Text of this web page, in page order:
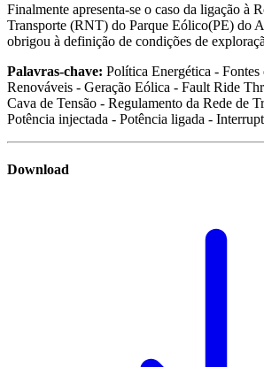
Finalmente apresenta-se o caso da ligação à
Transporte (RNT) do Parque Eólico(PE) do
obrigou à definição de condições de
Palavras-chave: Política Energética - Fontes
Renováveis - Geração Eólica - Fault Ride
Cava de Tensão - Regulamento da Rede de
Potência injectada - Potência ligada -
Download